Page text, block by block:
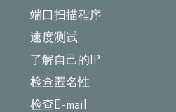
端口扫描程序
速度测试
了解自己的IP
检查匿名性
检查E-mail